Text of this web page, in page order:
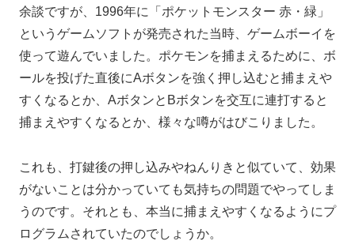
余談ですが、 1996年に
「ポケットモンスター 赤・緑」
というゲームソフトが発売された当時、 ゲームボーイを
使って遊んでいました。 ポケモンを捕まえるために、ボ
ールを投げた直後にAボタンを強く押し込むと捕まえや
すくなるとか、 AボタンとBボタンを交互に連打すると
捕まえやすくなるとか、様々 な噂がはびこりました。
これも、打鍵後の押し込みやねんりきと似ていて、効果
がないことは分かっていても気持ちの問題でやってしま
うのです。 それとも、本当に捕まえやすくなるようにプ
ログラムされていたのでしょうか。